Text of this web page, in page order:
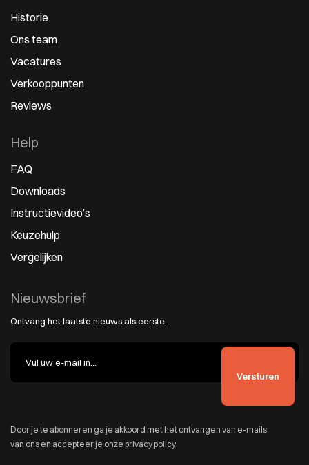
Historie
Ons team
Vacatures
Verkooppunten
Reviews
Help
FAQ
Downloads
Instructievideo’s
Keuzehulp
Vergelijken
Nieuwsbrief
Ontvang het laatste nieuws als eerste.
Door je te abonneren ga je akkoord met het ontvangen van e-mails
van ons en accepteer je onze privacy policy